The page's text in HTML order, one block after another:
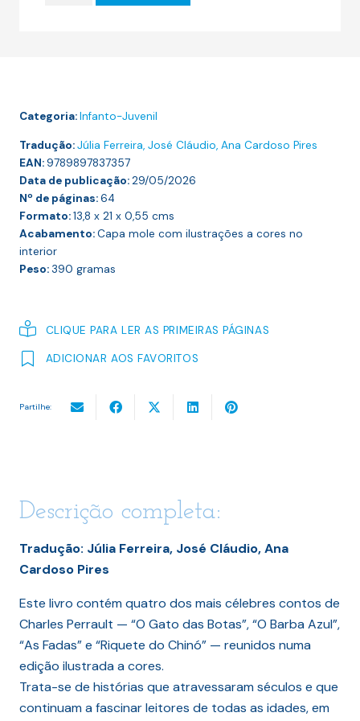
14.00 €.12.60 €.
OUTROS
CONTOS
Categoria:Infanto-Juvenil
Tradução:Júlia Ferreira, José Cláudio, Ana Cardoso Pires
EAN:9789897837357
Data de publicação:29/05/2026
Nº de páginas:64
Formato:13,8 x 21 x 0,55 cms
Acabamento:Capa mole com ilustrações a cores no
interior
Peso:390 gramas
CLIQUE PARA LER AS PRIMEIRAS PÁGINAS
ADICIONAR AOS FAVORITOS
Partilhe:
Descrição completa:
Tradução: Júlia Ferreira, José Cláudio, Ana
Cardoso Pires
Este livro contém quatro dos mais célebres contos de
Charles Perrault — “O Gato das Botas”, “O Barba Azul”,
“As Fadas” e “Riquete do Chinó” — reunidos numa
edição ilustrada a cores.
Trata-se de histórias que atravessaram séculos e que
continuam a fascinar leitores de todas as idades, em